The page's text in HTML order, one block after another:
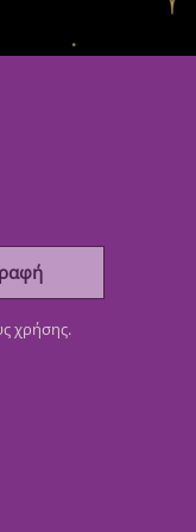
χρήσης.